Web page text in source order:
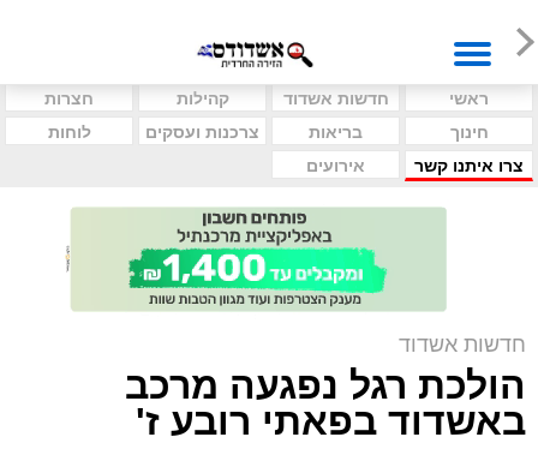
ראשי חדשות אשדוד קהילות
חצרות
חינוך
בריאות צרכנות ועסקים
לוחות
צרו איתנו קשר
אירועים
חדשות אשדוד
הולכת רגל נפגעה מרכב
באשדוד בפאתי רובע ז'